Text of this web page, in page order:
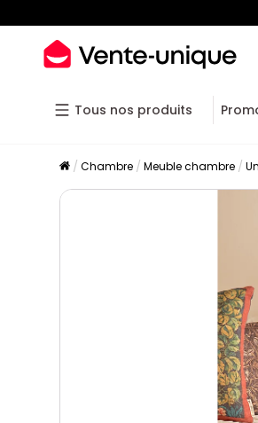
Tous nos produits
Chambre Meuble chambre